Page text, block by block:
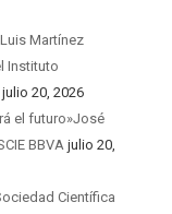
Martínez
Instituto
julio 20, 2026
el futuro»José
BBVAjulio 20,
Científica